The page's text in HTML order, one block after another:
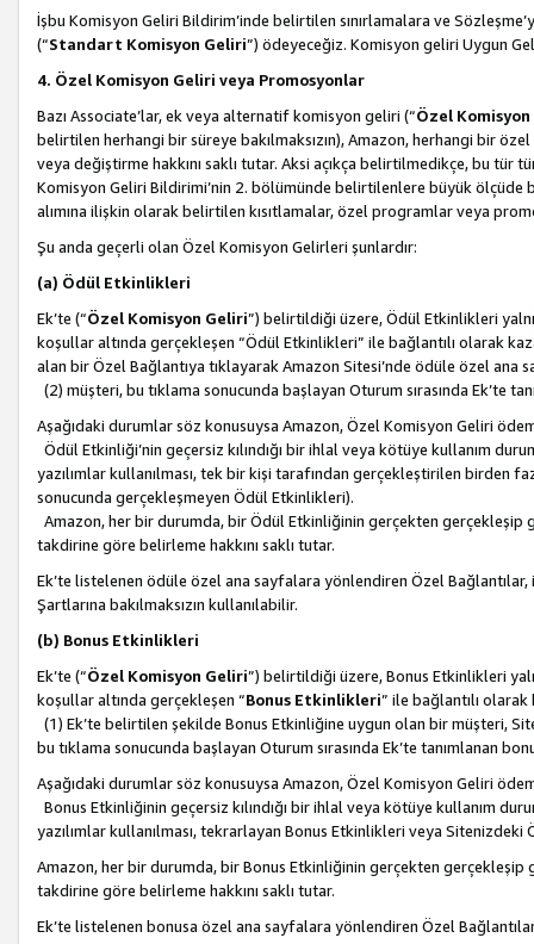
İşbu Komisyon Geliri Bildirim’inde belirtilen sınırlamalara ve
(“Standart Komisyon Geliri”) ödeyeceğiz. Komisyon geliri Uygun
4. Özel Komisyon Geliri veya Promosyonlar
Bazı Associate’lar, ek veya alternatif komisyon geliri (“Özel
belirtilen herhangi bir süreye bakılmaksızın), Amazon, herhangi bir
veya değiştirme hakkını saklı tutar. Aksi açıkça belirtilmedikçe, bu tür
Komisyon Geliri Bildirimi’nin 2. bölümünde belirtilenlere büyük ölçüde
alımına ilişkin olarak belirtilen kısıtlamalar, özel programlar veya
Şu anda geçerli olan Özel Komisyon Gelirleri şunlardır:
(a) Ödül Etkinlikleri
Ek’te (“Özel Komisyon Geliri”) belirtildiği üzere, Ödül Etkinlikleri
koşullar altında gerçekleşen “Ödül Etkinlikleri” ile bağlantılı olarak
alan bir Özel Bağlantıya tıklayarak Amazon Sitesi’nde ödüle özel ana
(2) müşteri, bu tıklama sonucunda başlayan Oturum sırasında Ek’te
Aşağıdaki durumlar söz konusuysa Amazon, Özel Komisyon Geliri
Ödül Etkinliği’nin geçersiz kılındığı bir ihlal veya kötüye kullanım
yazılımlar kullanılması, tek bir kişi tarafından gerçekleştirilen
sonucunda gerçekleşmeyen Ödül Etkinlikleri).
Amazon, her bir durumda, bir Ödül Etkinliğinin gerçekten gerçekleşip
takdirine göre belirleme hakkını saklı tutar.
Ek’te listelenen ödüle özel ana sayfalara yönlendiren Özel
Şartlarına bakılmaksızın kullanılabilir.
(b) Bonus Etkinlikleri
Ek’te (“Özel Komisyon Geliri”) belirtildiği üzere, Bonus Etkinlikleri
koşullar altında gerçekleşen “Bonus Etkinlikleri” ile bağlantılı olarak
(1) Ek’te belirtilen şekilde Bonus Etkinliğine uygun olan bir müşteri,
bu tıklama sonucunda başlayan Oturum sırasında Ek’te tanımlanan
Aşağıdaki durumlar söz konusuysa Amazon, Özel Komisyon Geliri
Bonus Etkinliğinin geçersiz kılındığı bir ihlal veya kötüye kullanım
yazılımlar kullanılması, tekrarlayan Bonus Etkinlikleri veya
Amazon, her bir durumda, bir Bonus Etkinliğinin gerçekten gerçekleşip
takdirine göre belirleme hakkını saklı tutar.
Ek’te listelenen bonusa özel ana sayfalara yönlendiren Özel